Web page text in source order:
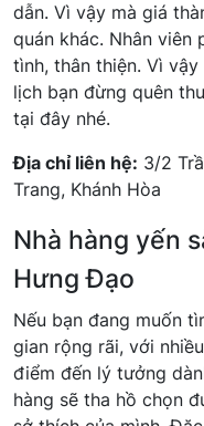
dẫn. Vì vậy mà giá
quán khác. Nhân viên
tình, thân thiện. Vì
lịch bạn đừng quên
tại đây nhé.
Địa chỉ liên hệ: 3/2
Trang, Khánh Hòa
Nhà hàng yến
Hưng Đạo
Nếu bạn đang muốn
gian rộng rãi, với
điểm đến lý tưởng
hàng sẽ tha hồ chọn